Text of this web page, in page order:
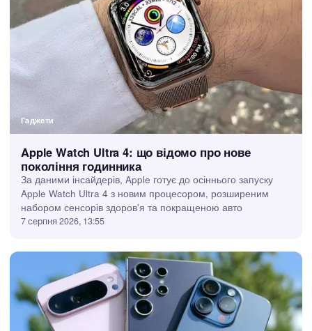
Гаджети
Apple Watch Ultra 4: що відомо про нове
покоління годинника
За даними інсайдерів, Apple готує до осіннього запуску
Apple Watch Ultra 4 з новим процесором, розширеним
набором сенсорів здоров'я та покращеною авто
7 серпня 2026, 13:55